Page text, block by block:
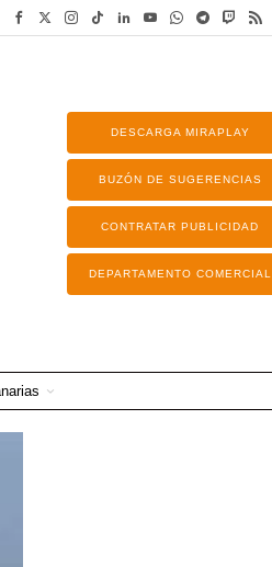
DESCARGA MIRAPLAY
BUZÓN DE SUGERENCIAS
CONTRATAR PUBLICIDAD
DEPARTAMENTO COMERCIAL